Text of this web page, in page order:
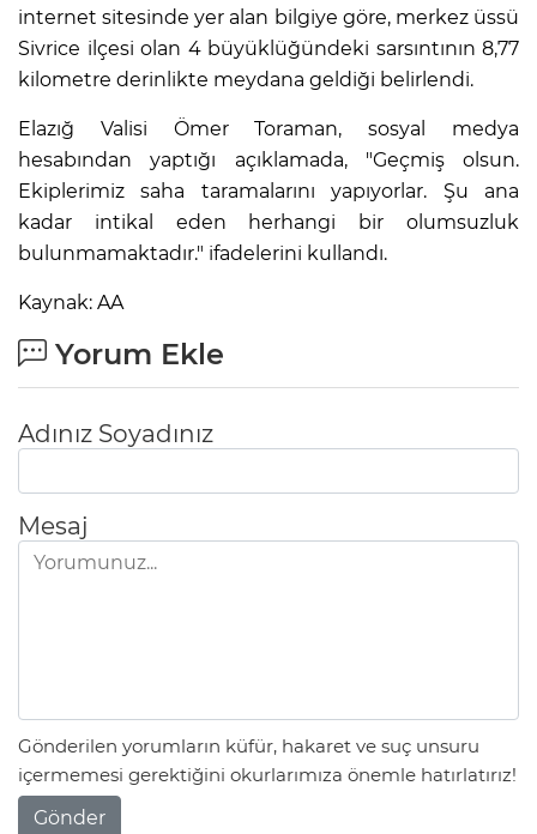
internet sitesinde yer alan bilgiye göre, merkez üssü
Sivrice ilçesi olan 4 büyüklüğündeki sarsıntının 8,77
kilometre derinlikte meydana geldiği belirlendi.
Elazığ Valisi Ömer Toraman, sosyal medya
hesabından yaptığı açıklamada, "Geçmiş olsun.
Ekiplerimiz saha taramalarını yapıyorlar. Şu ana
kadar intikal eden herhangi bir olumsuzluk
bulunmamaktadır." ifadelerini kullandı.
Kaynak: AA
Yorum Ekle
Adınız Soyadınız
Mesaj
Gönderilen yorumların küfür, hakaret ve suç unsuru
içermemesi gerektiğini okurlarımıza önemle hatırlatırız!
Gönder